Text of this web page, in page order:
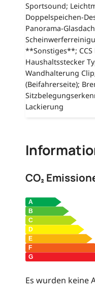
Sportsound;
Doppelspeichen-
Panorama-
**Sonstiges**; CCS
Haushaltsstecker
Wandhalterung
(Beifahrerseite);
Lackierung
CO₂
Es wurden keine